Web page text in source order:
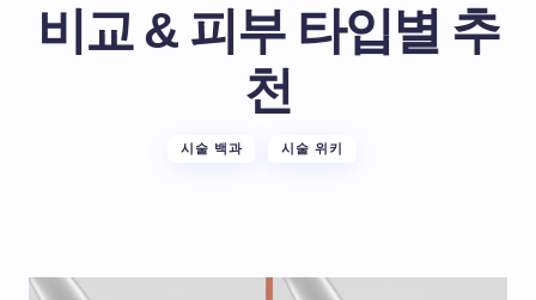
비교 & 피부 타입별 추
천
시술 백과 시술 위키